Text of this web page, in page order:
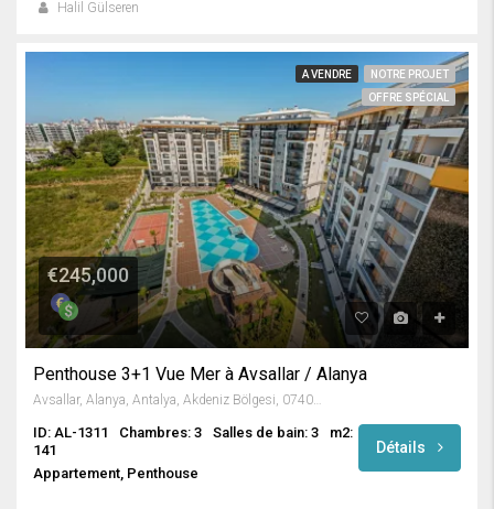
Halil Gülseren
A VENDRE
NOTRE PROJET
OFFRE SPÉCIAL
€245,000
Penthouse 3+1 Vue Mer à Avsallar / Alanya
Avsallar, Alanya, Antalya, Akdeniz Bölgesi, 07407, Türkiye
ID: AL-1311 Chambres: 3 Salles de bain: 3
m2:
141
Appartement, Penthouse
Détails